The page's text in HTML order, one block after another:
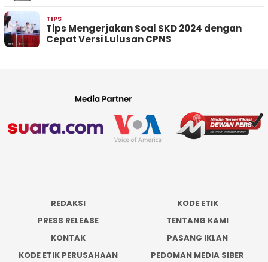
TIPS
Tips Mengerjakan Soal SKD 2024 dengan
Cepat Versi Lulusan CPNS
REDAKSI
KODE ETIK
PRESS RELEASE
TENTANG KAMI
KONTAK
PASANG IKLAN
KODE ETIK PERUSAHAAN
PEDOMAN MEDIA SIBER